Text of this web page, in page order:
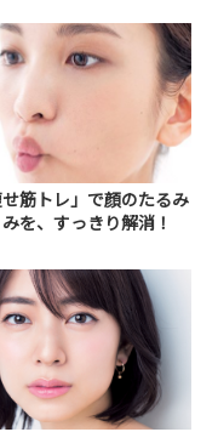
せ筋トレ」で顔のたるみ
を、すっきり解消！